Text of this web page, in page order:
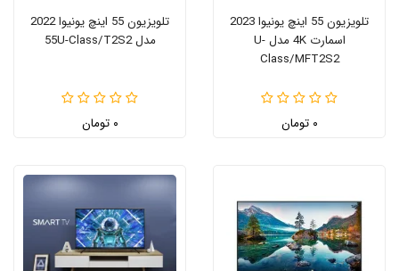
تلویزیون 55 اینچ یونیوا 2023
اسمارت 4K مدل U-
Class/MFT2S2
۰ تومان
تلویزیون 55 اینچ یونیوا 2022
مدل 55U-Class/T2S2
۰ تومان